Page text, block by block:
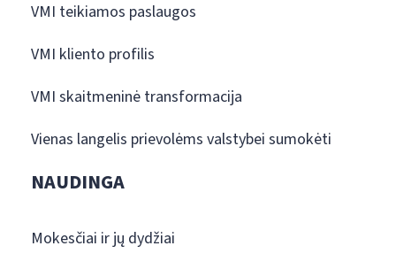
VMI teikiamos paslaugos
VMI kliento profilis
VMI skaitmeninė transformacija
Vienas langelis prievolėms valstybei sumokėti
NAUDINGA
Mokesčiai ir jų dydžiai